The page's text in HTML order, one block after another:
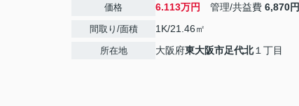
価格 6.113万円 管理/共益費 6,870円
間取り/面積 1K/21.46㎡
所在地 大阪府東大阪市足代北１丁目